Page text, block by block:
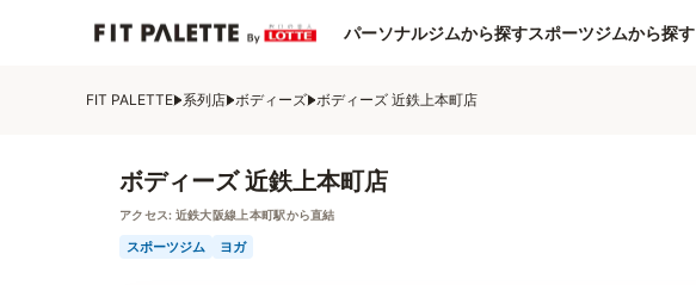
パーソナルジムから探すスポーツジムから探す
FIT PALETTE 系列店 ボディーズ ボディーズ 近鉄上本町店
ボディーズ 近鉄上本町店
アクセス: 近鉄大阪線上本町駅から直結
スポーツジム ヨガ